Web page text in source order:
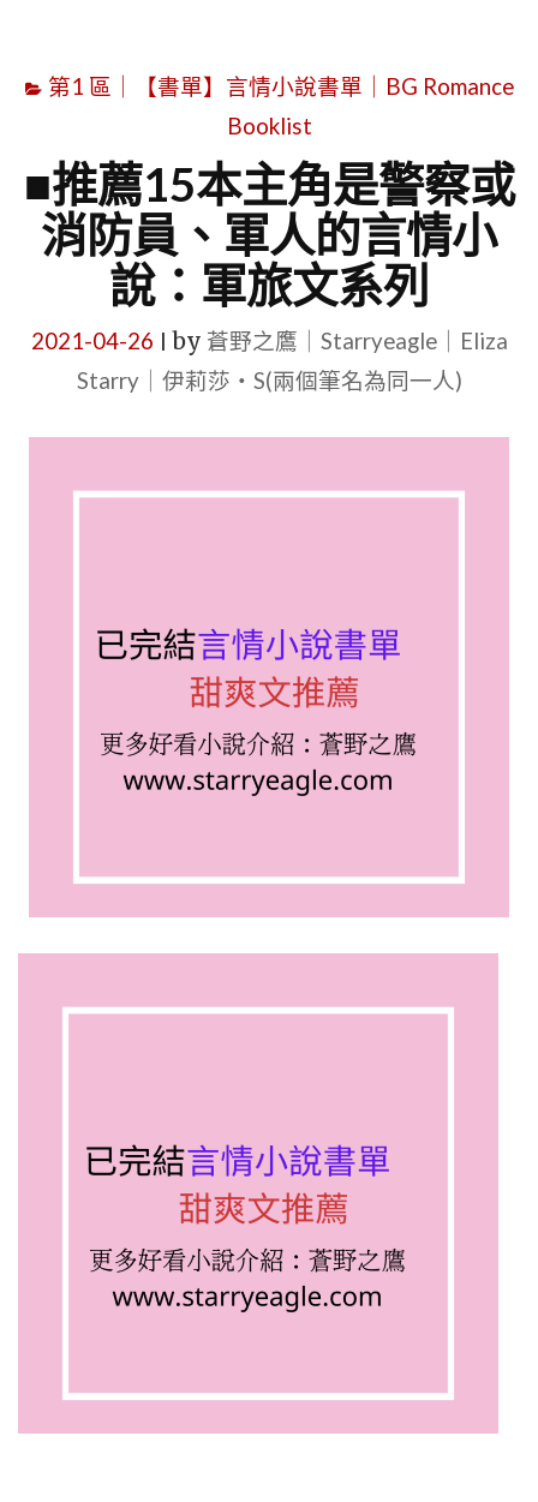
第1 區｜【書單】言情小說書單｜BG Romance
Booklist
■推薦15本主角是警察或
消防員、軍人的言情小
說：軍旅文系列
2021-04-26 by 蒼野之鷹｜Starryeagle｜Eliza
Starry｜伊莉莎・S(兩個筆名為同一人)